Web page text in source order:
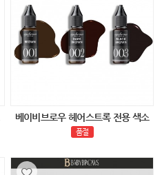
베이비브로우 헤어스트록 전용 색소
품절